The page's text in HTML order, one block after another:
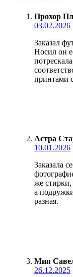
Прохор
03.02.2026
Заказал
Носил он
принтами
Астра
10.01.2026
Заказала
же стирки,
а
разная.
Мия
26.12.2025